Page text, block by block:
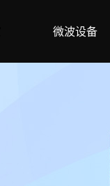
微波设备